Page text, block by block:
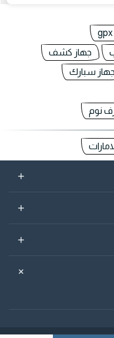
جهاز كشف
جهاز سبارك
نوم
+
+
+
+